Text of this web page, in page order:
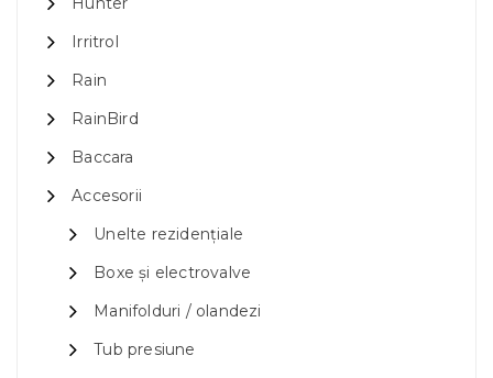
Irritrol
Rain
RainBird
Baccara
Accesorii
Unelte rezidențiale
Boxe și electrovalve
Manifolduri / olandezi
Tub presiune